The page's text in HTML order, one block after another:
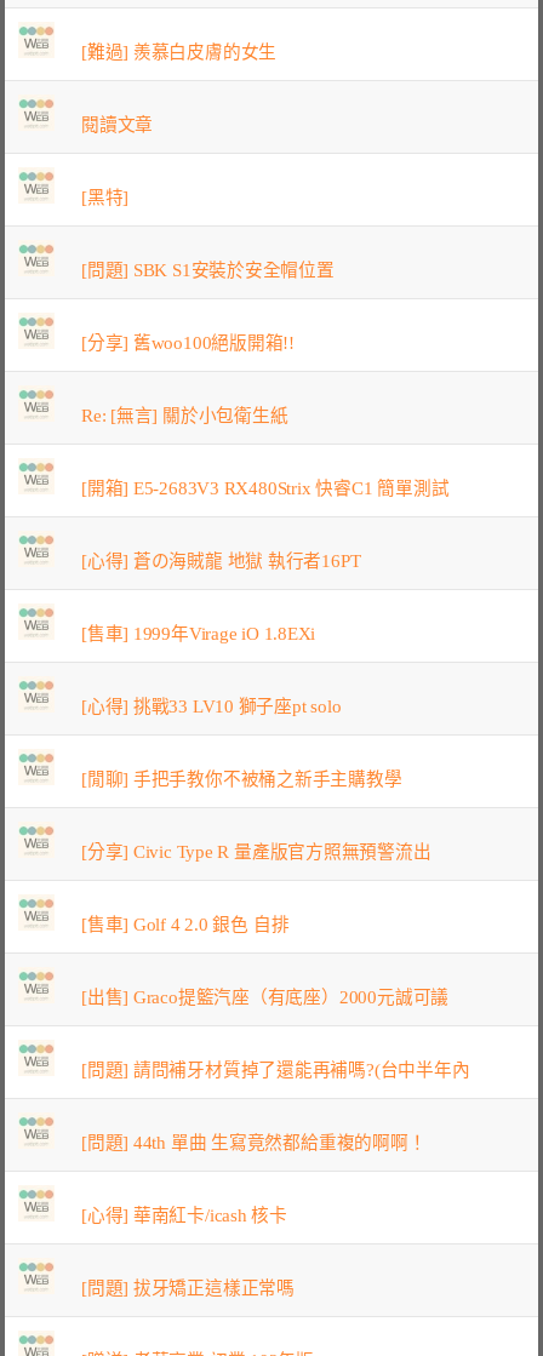
[難過] 羨慕白皮膚的女生
閱讀文章
[黑特]
[問題] SBK S1安裝於安全帽位置
[分享] 舊woo100絕版開箱!!
Re: [無言] 關於小包衛生紙
[開箱] E5-2683V3 RX480Strix 快睿C1 簡單測試
[心得] 蒼の海賊龍 地獄 執行者16PT
[售車] 1999年Virage iO 1.8EXi
[心得] 挑戰33 LV10 獅子座pt solo
[閒聊] 手把手教你不被桶之新手主購教學
[分享] Civic Type R 量產版官方照無預警流出
[售車] Golf 4 2.0 銀色 自排
[出售] Graco提籃汽座（有底座）2000元誠可議
[問題] 請問補牙材質掉了還能再補嗎?(台中半年內
[問題] 44th 單曲 生寫竟然都給重複的啊啊！
[心得] 華南紅卡/icash 核卡
[問題] 拔牙矯正這樣正常嗎